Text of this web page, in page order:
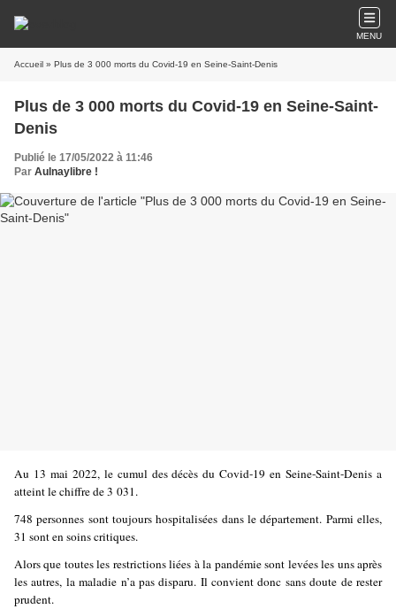
MENU
Accueil » Plus de 3 000 morts du Covid-19 en Seine-Saint-Denis
Plus de 3 000 morts du Covid-19 en Seine-Saint-
Denis
Publié le 17/05/2022 à 11:46
Par Aulnaylibre !
Au 13 mai 2022, le cumul des décès du Covid-19 en Seine-Saint-Denis a
atteint le chiffre de 3 031.
748 personnes sont toujours hospitalisées dans le département. Parmi elles,
31 sont en soins critiques.
Alors que toutes les restrictions liées à la pandémie sont levées les uns après
les autres, la maladie n’a pas disparu. Il convient donc sans doute de rester
prudent.